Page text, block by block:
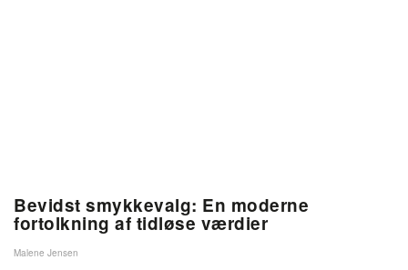
Bevidst smykkevalg: En moderne
fortolkning af tidløse værdier
Malene Jensen